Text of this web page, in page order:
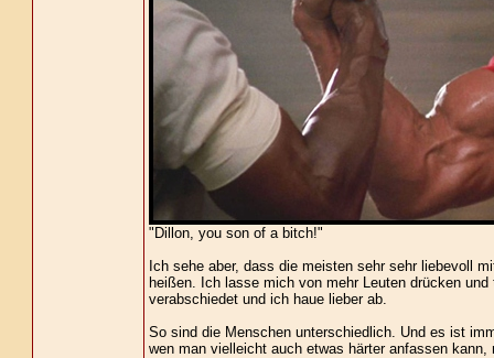
"Dillon, you son of a bitch!"
Ich sehe aber, dass die meisten sehr sehr liebevoll
heißen. Ich lasse mich von mehr Leuten drücken
verabschiedet und ich haue lieber ab.
So sind die Menschen unterschiedlich. Und es ist
wen man vielleicht auch etwas härter anfassen kann,